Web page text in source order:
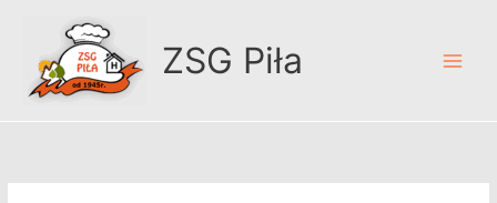
ZSG Piła